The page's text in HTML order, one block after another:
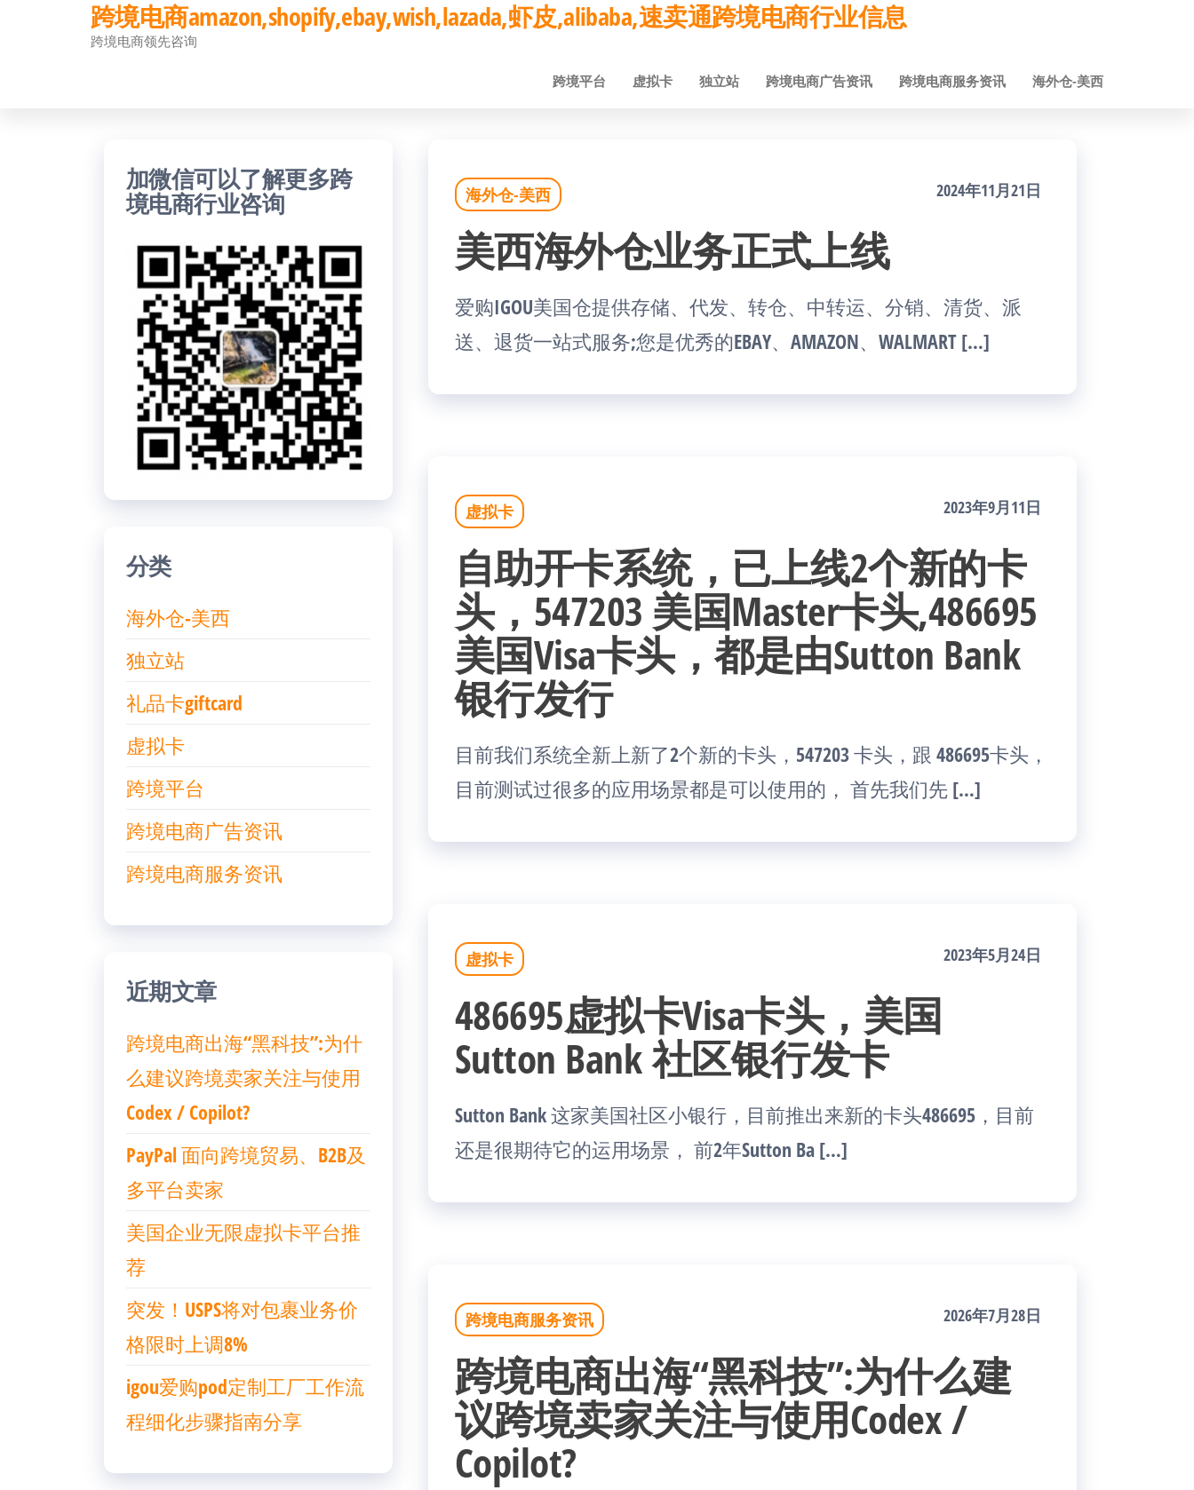
跨境电商amazon,shopify,ebay,wish,lazada,虾皮,alibaba,速卖通跨境电商行业信息
跨境电商领先咨询
跨境平台 虚拟卡 独立站 跨境电商广告资讯 跨境电商服务资讯 海外仓-美西
海外仓-美西 2024年11月21日
美西海外仓业务正式上线
爱购IGOU美国仓提供存储、代发、转仓、中转运、分销、清货、派
送、退货一站式服务;您是优秀的EBAY、AMAZON、WALMART […]
虚拟卡 2023年9月11日
自助开卡系统，已上线2个新的卡
头，547203 美国Master卡头,486695
美国Visa卡头，都是由Sutton Bank
银行发行
目前我们系统全新上新了2个新的卡头，547203 卡头，跟 486695卡头，
目前测试过很多的应用场景都是可以使用的， 首先我们先 […]
虚拟卡 2023年5月24日
486695虚拟卡Visa卡头，美国
Sutton Bank 社区银行发卡
Sutton Bank 这家美国社区小银行，目前推出来新的卡头486695，目前
还是很期待它的运用场景， 前2年Sutton Ba […]
跨境电商服务资讯 2026年7月28日
跨境电商出海“黑科技”:为什么建
议跨境卖家关注与使用Codex /
Copilot?
加微信可以了解更多跨
境电商行业咨询
分类
海外仓-美西
独立站
礼品卡giftcard
虚拟卡
跨境平台
跨境电商广告资讯
跨境电商服务资讯
近期文章
跨境电商出海“黑科技”:为什
么建议跨境卖家关注与使用
Codex / Copilot?
PayPal 面向跨境贸易、B2B及
多平台卖家
美国企业无限虚拟卡平台推
荐
突发！USPS将对包裹业务价
格限时上调8%
igou爱购pod定制工厂工作流
程细化步骤指南分享